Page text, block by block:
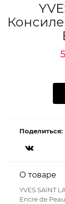
Поделиться:
О товаре
YVES SAINT
Encre de Peau